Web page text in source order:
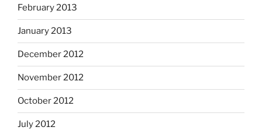
February 2013
January 2013
December 2012
November 2012
October 2012
July 2012